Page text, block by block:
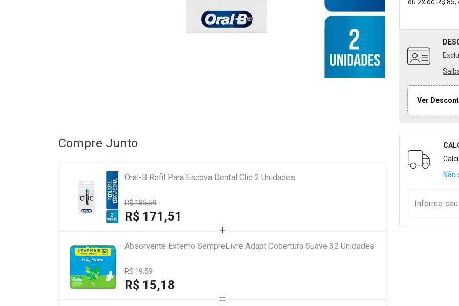
Ver
Não
Informe seu
Compre Junto
Oral-B Refil Para Escova Dental Clic 2 Unidades
R$ 185,59
R$ 171,51
Absorvente Externo SempreLivre Adapt Cobertura Suave 32 Unidades
R$ 19,59
R$ 15,18